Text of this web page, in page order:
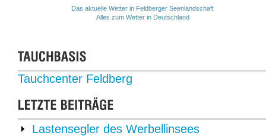
Das aktuelle Wetter in Feldberger Seenlandschaft
Alles zum Wetter in Deutschland
Tauchcenter Feldberg
Lastensegler des Werbellinsees